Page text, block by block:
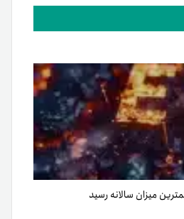
میزان سالانه رسید